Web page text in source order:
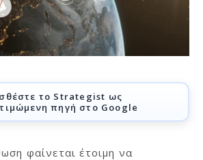
το Strategist ως
πηγή στο Google
φαίνεται έτοιμη να